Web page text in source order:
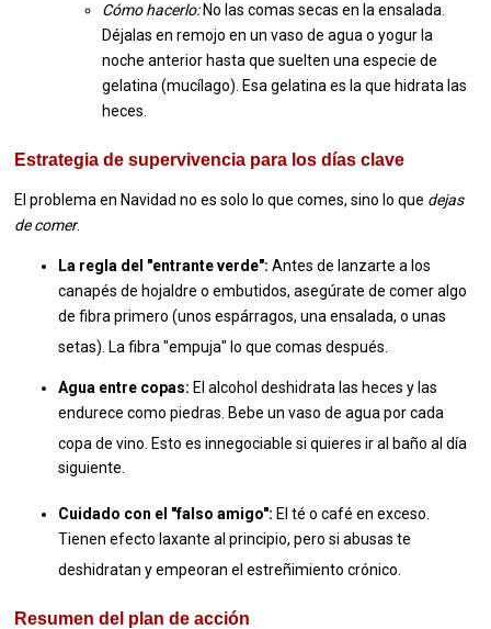
Cómo hacerlo:No las comas secas en la ensalada.
Déjalas en remojo en un vaso de agua o yogur la
noche anterior hasta que suelten una especie de
gelatina (mucílago). Esa gelatina es la que hidrata las
heces.
Estrategia de supervivencia para los días clave
El problema en Navidad no es solo lo que comes, sino lo que dejas
de comer.
La regla del "entrante verde": Antes de lanzarte a los
canapés de hojaldre o embutidos, asegúrate de comer algo
de fibra primero (unos espárragos, una ensalada, o unas
setas). La fibra "empuja" lo que comas después.
Agua entre copas: El alcohol deshidrata las heces y las
endurece como piedras. Bebe un vaso de agua por cada
copa de vino. Esto es innegociable si quieres ir al baño al día
siguiente.
Cuidado con el "falso amigo": El té o café en exceso.
Tienen efecto laxante al principio, pero si abusas te
deshidratan y empeoran el estreñimiento crónico.
Resumen del plan de acción